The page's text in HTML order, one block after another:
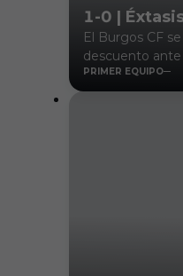
1-0 |
El Burgos CF
descuento ante
un golazo de
euforia entre la
PRIMER EQUIPO